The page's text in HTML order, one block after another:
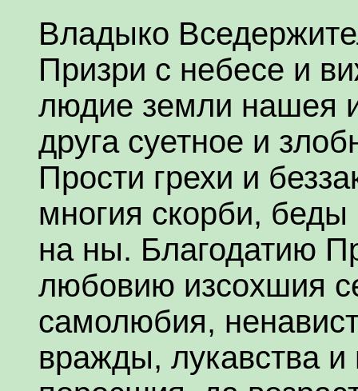
Владыко
Призри с небесе и
людие земли нашея
друга суетное и
Прости грехи и
многия скорби,
на ны. Благодатию
любовию изсохшия
самолюбия,
вражды, лукавства и